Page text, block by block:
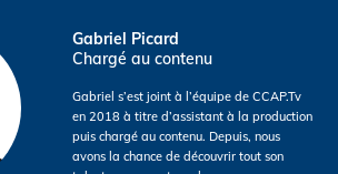
Gabriel Picard
Chargé au contenu
Gabriel s’est joint à l’équipe de CCAP.Tv
en 2018 à titre d’assistant à la production
puis chargé au contenu. Depuis, nous
avons la chance de découvrir tout son